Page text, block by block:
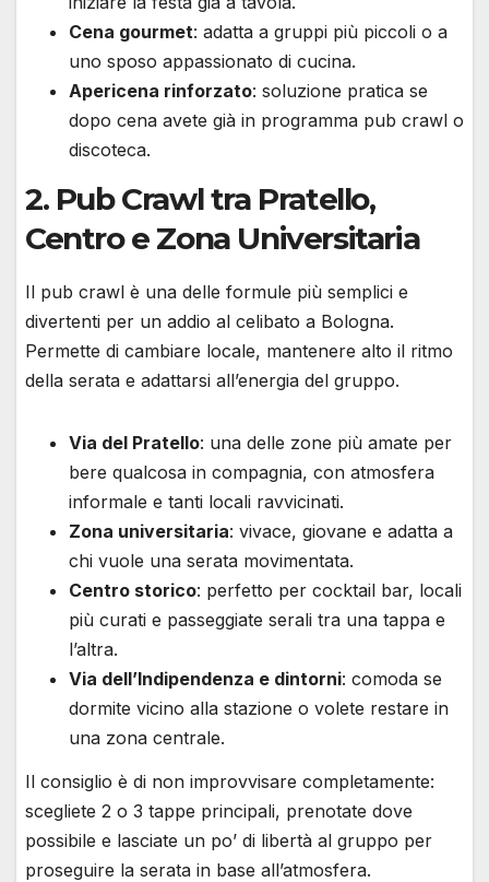
Cena gourmet: adatta a gruppi più piccoli o a
uno sposo appassionato di cucina.
Apericena rinforzato: soluzione pratica se
dopo cena avete già in programma pub crawl o
discoteca.
2. Pub Crawl tra Pratello,
Centro e Zona Universitaria
Il pub crawl è una delle formule più semplici e
divertenti per un addio al celibato a Bologna.
Permette di cambiare locale, mantenere alto il ritmo
della serata e adattarsi all’energia del gruppo.
Via del Pratello: una delle zone più amate per
bere qualcosa in compagnia, con atmosfera
informale e tanti locali ravvicinati.
Zona universitaria: vivace, giovane e adatta a
chi vuole una serata movimentata.
Centro storico: perfetto per cocktail bar, locali
più curati e passeggiate serali tra una tappa e
l’altra.
Via dell’Indipendenza e dintorni: comoda se
dormite vicino alla stazione o volete restare in
una zona centrale.
Il consiglio è di non improvvisare completamente:
scegliete 2 o 3 tappe principali, prenotate dove
possibile e lasciate un po’ di libertà al gruppo per
proseguire la serata in base all’atmosfera.